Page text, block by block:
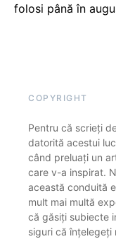
folosi până în
COPYRIGHT
Pentru că scrieți
datorită acestui
când preluați un
care v-a inspirat.
această conduită
mult mai multă
că găsiți subiecte
siguri că înțelegeți